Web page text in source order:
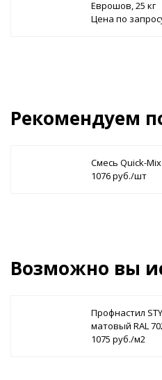
Еврошов, 25 кг
Цена по
Рекомендуем
Смесь Quick-
1076 руб./шт
Возможно вы
Профнастил
матовый RAL
1075 руб./м2